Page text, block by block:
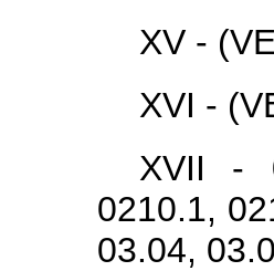
XV -
XVI -
XVII -
0210.1,
03.04,